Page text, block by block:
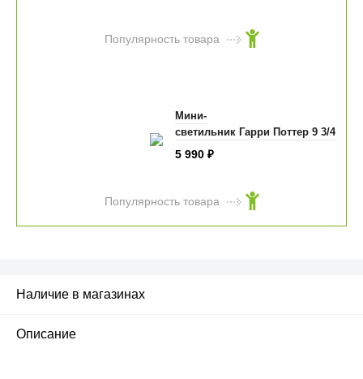
Популярность товара
Мини-
светильник Гарри Поттер 9 3/4
5 990 ₽
Популярность товара
Наличие в магазинах
Описание